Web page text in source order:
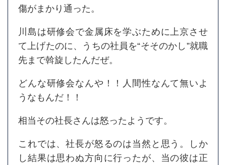
傷がまかり通った。
川島は研修会で金属床を学ぶために上京させ
て上げたのに、うちの社員を“そそのかし”就職
先まで斡旋したんだぜ。
どんな研修会なんや！！人間性なんて無いよ
うなもんだ！！
相当その社長さんは怒ったようです。
これでは、社長が怒るのは当然と思う。しか
し結果は思わぬ方向に行ったが、当の彼は正